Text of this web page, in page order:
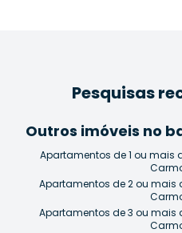
Pesquisas
Outros imóveis no
Apartamentos de 1 ou mais
Apartamentos de 2 ou mais
Apartamentos de 3 ou mais